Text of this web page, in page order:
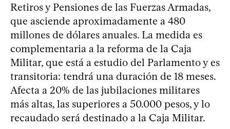
Retiros y Pensiones de las Fuerzas Armadas,
que asciende aproximadamente a 480
millones de dólares anuales. La medida es
complementaria a la reforma de la Caja
Militar, que está a estudio del Parlamento y es
transitoria: tendrá una duración de 18 meses.
Afecta a 20% de las jubilaciones militares
más altas, las superiores a 50.000 pesos, y lo
recaudado será destinado a la Caja Militar.